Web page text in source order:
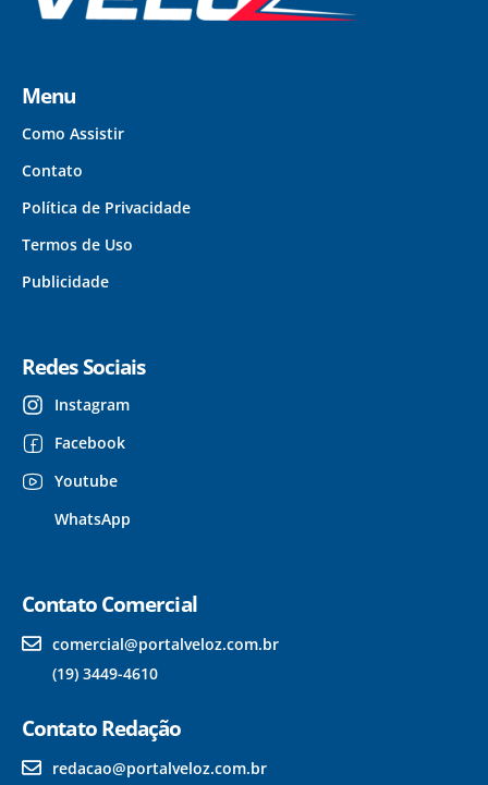
Menu
Como Assistir
Contato
Política de Privacidade
Termos de Uso
Publicidade
Redes Sociais
Instagram
Facebook
Youtube
WhatsApp
Contato Comercial
comercial@portalveloz.com.br
(19) 3449-4610
Contato Redação
redacao@portalveloz.com.br